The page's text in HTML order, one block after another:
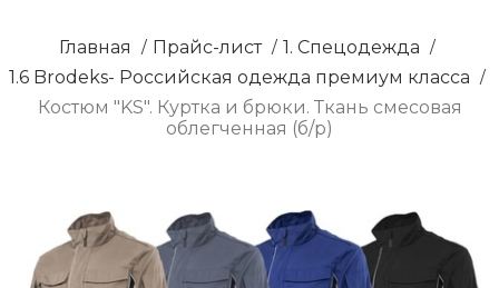
Главная / Прайс-лист / 1. Спецодежда /
1.6 Brodeks- Российская одежда премиум класса /
Костюм "KS". Куртка и брюки. Ткань смесовая
облегченная (б/р)